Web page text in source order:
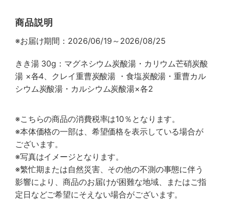
商品説明
※お届け期間：2026/06/19～2026/08/25
きき湯 30g：マグネシウム炭酸湯・カリウム芒硝炭酸
湯 ×各4、クレイ重曹炭酸湯 ・食塩炭酸湯・重曹カル
シウム炭酸湯・カルシウム炭酸湯×各2
※こちらの商品の消費税率は10％となります。
※本体価格の一部は、希望価格を表示している場合が
ございます。
※写真はイメージとなります。
※繁忙期または自然災害、その他の不測の事態に伴う
影響により、商品のお届けが困難な地域、またはご指
定日などご希望にそえない場合がございます。